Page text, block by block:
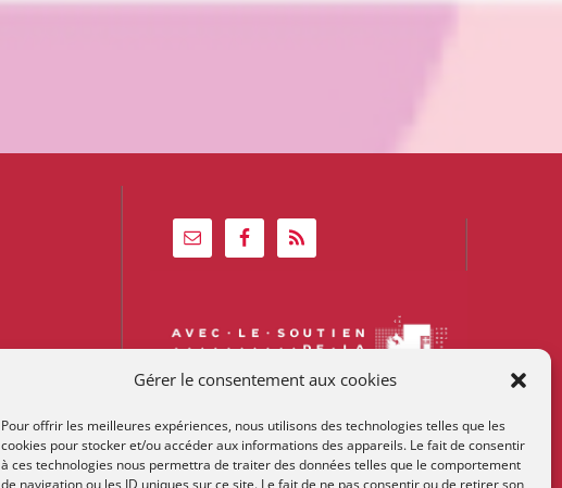
Gérer le consentement aux cookies
Pour offrir les meilleures expériences, nous utilisons des technologies telles que les
cookies pour stocker et/ou accéder aux informations des appareils. Le fait de consentir
à ces technologies nous permettra de traiter des données telles que le comportement
de navigation ou les ID uniques sur ce site. Le fait de ne pas consentir ou de retirer son